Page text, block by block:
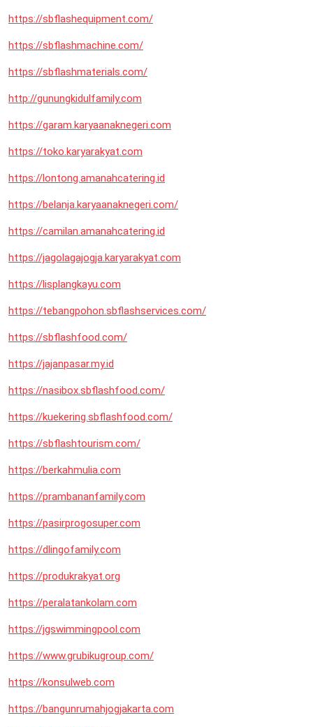
https://sbflashequipment.com/
https://sbflashmachine.com/
https://sbflashmaterials.com/
http://gunungkidulfamily.com
https://garam.karyaanaknegeri.com
https://toko.karyarakyat.com
https://lontong.amanahcatering.id
https://belanja.karyaanaknegeri.com/
https://camilan.amanahcatering.id
https://jagolagajogja.karyarakyat.com
https://lisplangkayu.com
https://tebangpohon.sbflashservices.com/
https://sbflashfood.com/
https://jajanpasar.my.id
https://nasibox.sbflashfood.com/
https://kuekering.sbflashfood.com/
https://sbflashtourism.com/
https://berkahmulia.com
https://prambananfamily.com
https://pasirprogosuper.com
https://dlingofamily.com
https://produkrakyat.org
https://peralatankolam.com
https://jgswimmingpool.com
https://www.grubikugroup.com/
https://konsulweb.com
https://bangunrumahjogjakarta.com